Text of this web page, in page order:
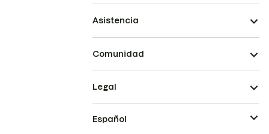
Asistencia
Comunidad
Legal
Español